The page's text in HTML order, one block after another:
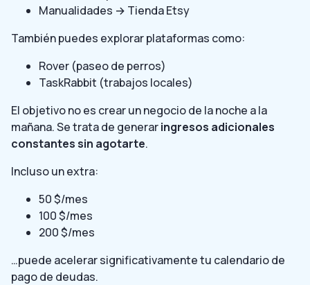
Manualidades → Tienda Etsy
También puedes explorar plataformas como:
Rover (paseo de perros)
TaskRabbit (trabajos locales)
El objetivo no es crear un negocio de la noche a la
mañana. Se trata de generaringresos adicionales
constantes sin agotarte.
Incluso un extra:
50 $/mes
100 $/mes
200 $/mes
…puede acelerar significativamente tu calendario de
pago de deudas.